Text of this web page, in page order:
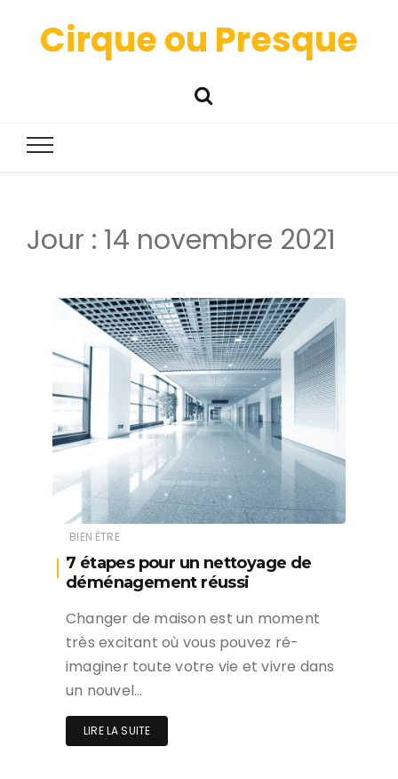
Cirque ou Presque
Jour : 14 novembre 2021
BIEN ÉTRE
7 étapes pour un nettoyage de
déménagement réussi
Changer de maison est un moment
très excitant où vous pouvez ré-
imaginer toute votre vie et vivre dans
un nouvel…
LIRE LA SUITE